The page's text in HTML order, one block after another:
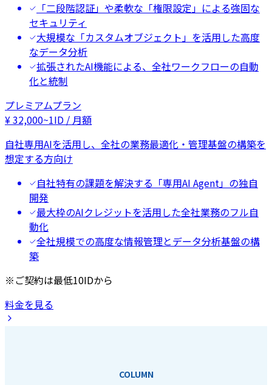
「二段階認証」や柔軟な「権限設定」による強固な
セキュリティ
大規模な「カスタムオブジェクト」を活用した高度
なデータ分析
拡張されたAI機能による、全社ワークフローの自動
化と統制
プレミアムプラン
¥32,000~1ID / 月額
自社専用AIを活用し、全社の業務最適化・管理基盤の構築を
想定する方向け
自社特有の課題を解決する「専用AI Agent」の独自
開発
最大枠のAIクレジットを活用した全社業務のフル自
動化
全社規模での高度な情報管理とデータ分析基盤の構
築
※ご契約は最低10IDから
料金を見る
COLUMN